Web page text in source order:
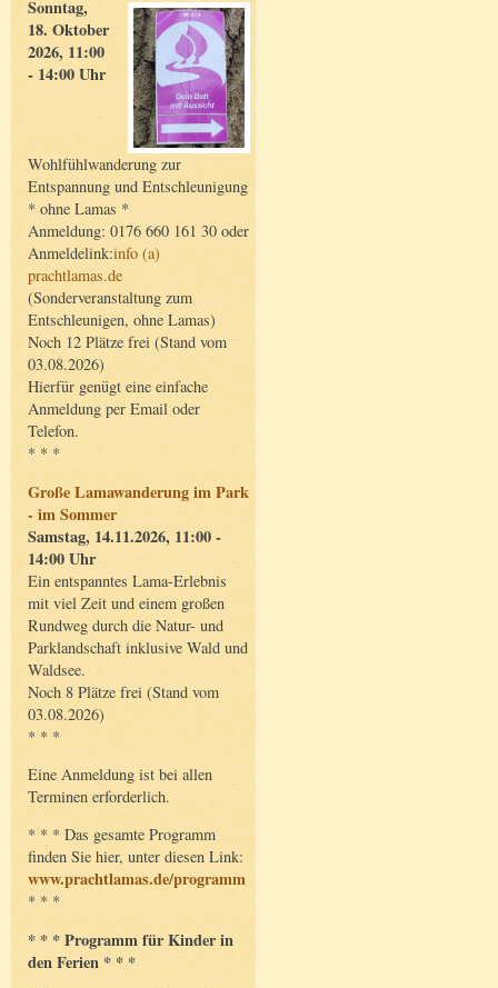
Sonntag,
18. Oktober
2026, 11:00
- 14:00 Uhr
Wohlfühlwanderung zur
Entspannung und Entschleunigung
* ohne Lamas *
Anmeldung: 0176 660 161 30 oder
Anmeldelink:info (a)
prachtlamas.de
(Sonderveranstaltung zum
Entschleunigen, ohne Lamas)
Noch 12 Plätze frei (Stand vom
03.08.2026)
Hierfür genügt eine einfache
Anmeldung per Email oder
Telefon.
* * *
Große Lamawanderung im Park
- im Sommer
Samstag, 14.11.2026, 11:00 -
14:00 Uhr
Ein entspanntes Lama-Erlebnis
mit viel Zeit und einem großen
Rundweg durch die Natur- und
Parklandschaft inklusive Wald und
Waldsee.
Noch 8 Plätze frei (Stand vom
03.08.2026)
* * *
Eine Anmeldung ist bei allen
Terminen erforderlich.
* * * Das gesamte Programm
finden Sie hier, unter diesen Link:
www.prachtlamas.de/programm
* * *
* * * Programm für Kinder in
den Ferien * * *